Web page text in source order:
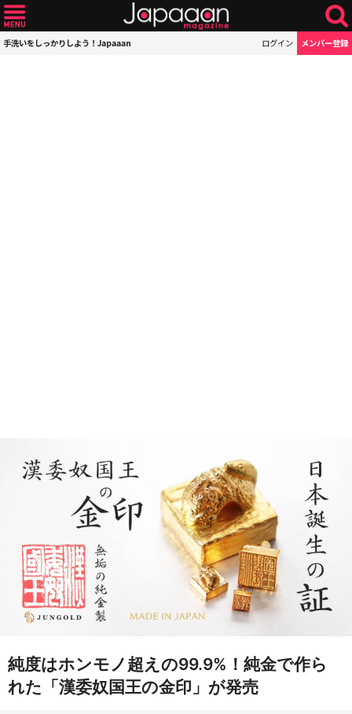
手洗いをしっかりしよう！Japaaan ログイン メンバー登録
純度はホンモノ超えの99.9%！純金で作ら
れた「漢委奴国王の金印」が発売